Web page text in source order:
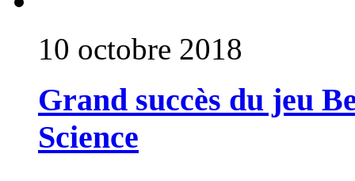
10 octobre 2018
Grand succès du jeu
Science